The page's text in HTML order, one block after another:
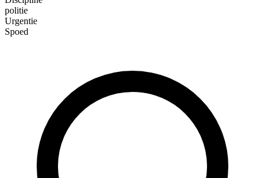
politie
Urgentie
Spoed